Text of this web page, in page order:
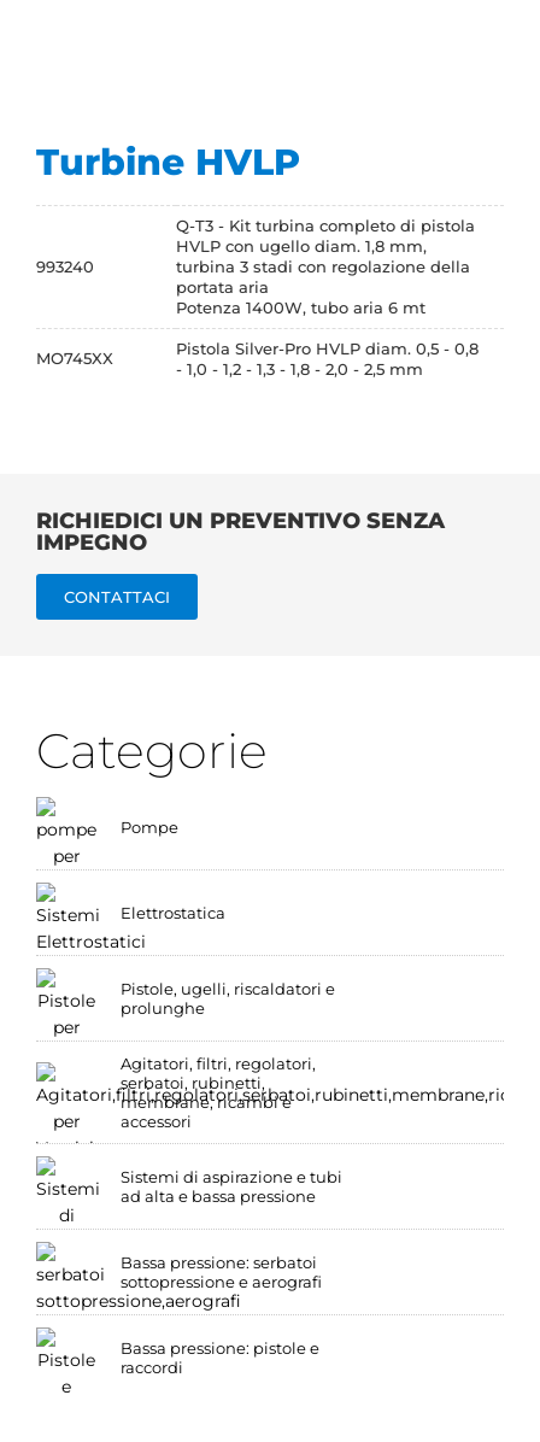
Turbine HVLP
993240
Q-T3 - Kit turbina completo di pistola
HVLP con ugello diam. 1,8 mm,
turbina 3 stadi con regolazione della
portata aria
Potenza 1400W, tubo aria 6 mt
MO745XX
Pistola Silver-Pro HVLP diam. 0,5 - 0,8
- 1,0 - 1,2 - 1,3 - 1,8 - 2,0 - 2,5 mm
RICHIEDICI UN PREVENTIVO SENZA
IMPEGNO
CONTATTACI
Categorie
Pompe
Elettrostatica
Pistole, ugelli, riscaldatori e
prolunghe
Agitatori, filtri, regolatori,
serbatoi, rubinetti,
membrane, ricambi e
accessori
Sistemi di aspirazione e tubi
ad alta e bassa pressione
Bassa pressione: serbatoi
sottopressione e aerografi
Bassa pressione: pistole e
raccordi